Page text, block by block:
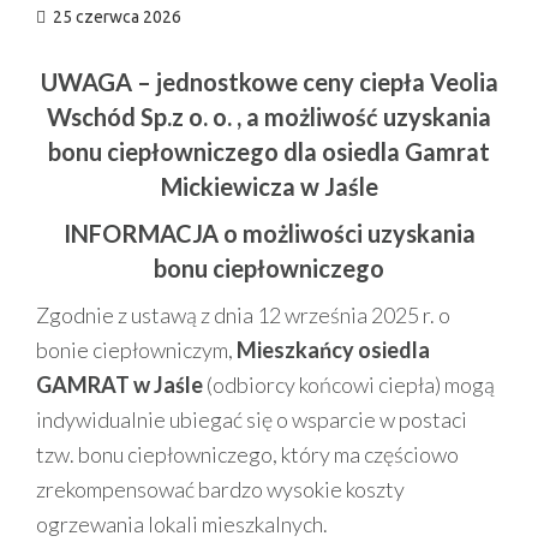
25 czerwca 2026
UWAGA – jednostkowe ceny ciepła Veolia
Wschód Sp.z o. o. , a możliwość uzyskania
bonu ciepłowniczego dla osiedla Gamrat
Mickiewicza w Jaśle
INFORMACJA o możliwości uzyskania
bonu ciepłowniczego
Zgodnie z ustawą z dnia 12 września 2025 r. o
bonie ciepłowniczym, Mieszkańcy osiedla
GAMRAT w Jaśle(odbiorcy końcowi ciepła) mogą
indywidualnie ubiegać się o wsparcie w postaci
tzw. bonu ciepłowniczego, który ma częściowo
zrekompensować bardzo wysokie koszty
ogrzewania lokali mieszkalnych.